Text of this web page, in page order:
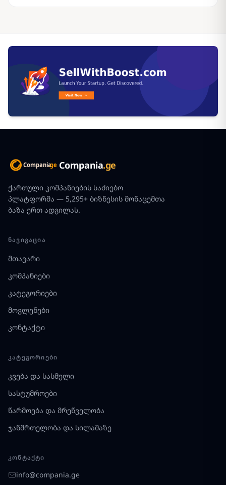
Compania.ge
ქართული კომპანიების საძიებო
პლატფორმა — 5,295+ ბიზნესის მონაცემთა
ბაზა ერთ ადგილას.
ᲜᲐᲕᲘᲒᲐᲪᲘᲐ
მთავარი
კომპანიები
კატეგორიები
მოვლენები
კონტაქტი
ᲙᲐᲢᲔᲒᲝᲠᲘᲔᲑᲘ
კვება და სასმელი
სასტუმროები
წარმოება და მრეწველობა
ჯანმრთელობა და სილამაზე
ᲙᲝᲜᲢᲐᲥᲢᲘ
info@compania.ge